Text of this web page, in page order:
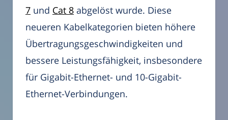
7 und Cat 8 abgelöst wurde. Diese
neueren Kabelkategorien bieten höhere
Übertragungsgeschwindigkeiten und
bessere Leistungsfähigkeit, insbesondere
für Gigabit-Ethernet- und 10-Gigabit-
Ethernet-Verbindungen.